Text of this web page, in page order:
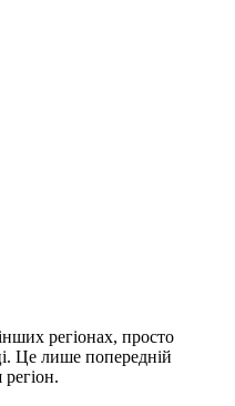
регіонах, просто
Це лише попередній